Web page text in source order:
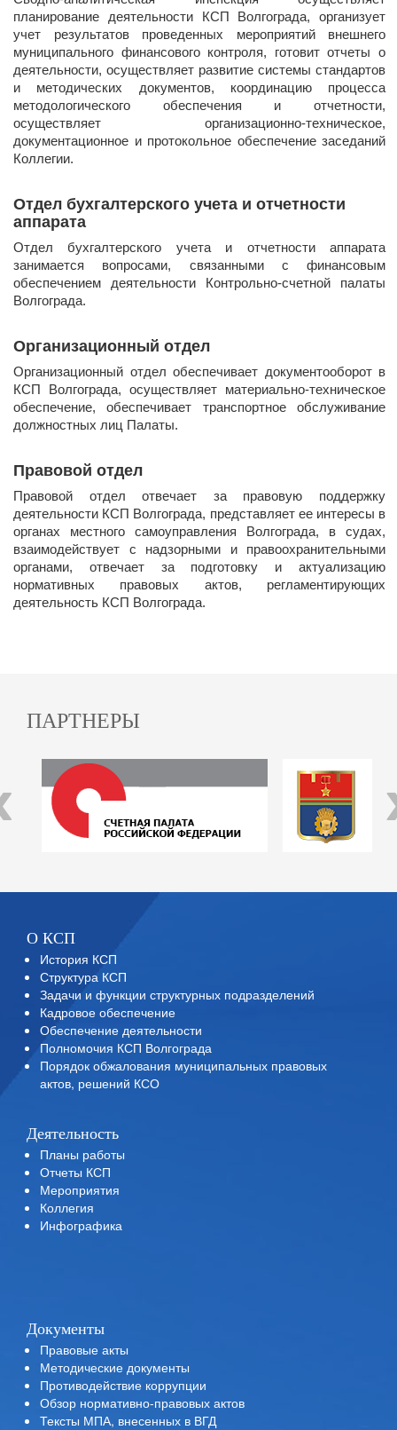
планирование деятельности КСП Волгограда, организует
учет результатов проведенных мероприятий внешнего
муниципального финансового контроля, готовит отчеты о
деятельности, осуществляет развитие системы стандартов
и методических документов, координацию процесса
методологического обеспечения и отчетности,
осуществляет организационно-техническое,
документационное и протокольное обеспечение заседаний
Коллегии.
Отдел бухгалтерского учета и отчетности
аппарата
​Отдел бухгалтерского учета и отчетности аппарата
занимается вопросами, связанными с финансовым
обеспечением деятельности Контрольно-счетной палаты
Волгограда.
Организационный отдел
​Организационный отдел обеспечивает документооборот в
КСП Волгограда, осуществляет материально-техническое
обеспечение, обеспечивает транспортное обслуживание
должностных лиц Палаты.
Правовой отдел
​Правовой отдел отвечает за правовую поддержку
деятельности КСП Волгограда, представляет ее интересы в
органах местного самоуправления Волгограда, в судах,
взаимодействует с надзорными и правоохранительными
органами, отвечает за подготовку и актуализацию
нормативных правовых актов, регламентирующих
деятельность КСП Волгограда.
ПАРТНЕРЫ
О КСП
История КСП
Структура КСП
Задачи и функции структурных подразделений
Кадровое обеспечение
Обеспечение деятельности
Полномочия КСП Волгограда
Порядок обжалования муниципальных правовых
актов, решений КСО
Деятельность
Планы работы
Отчеты КСП
Мероприятия
Коллегия
Инфографика
Документы
Правовые акты
Методические документы
Противодействие коррупции
Обзор нормативно-правовых актов
Тексты МПА, внесенных в ВГД